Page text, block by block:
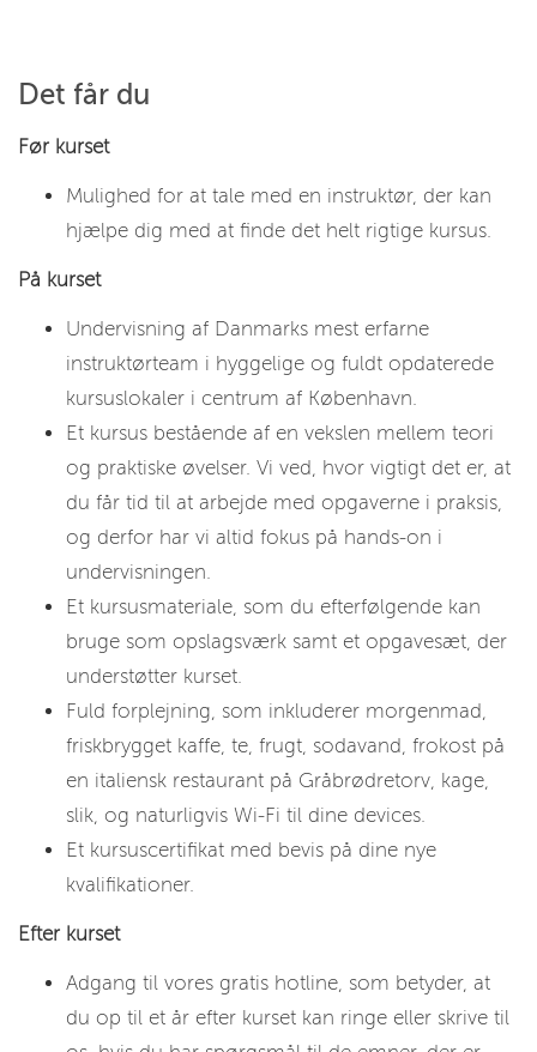
Det får du
Før kurset
Mulighed for at tale med en instruktør, der kan
hjælpe dig med at finde det helt rigtige kursus.
På kurset
Undervisning af Danmarks mest erfarne
instruktørteam i hyggelige og fuldt opdaterede
kursuslokaler i centrum af København.
Et kursus bestående af en vekslen mellem teori
og praktiske øvelser. Vi ved, hvor vigtigt det er, at
du får tid til at arbejde med opgaverne i praksis,
og derfor har vi altid fokus på hands-on i
undervisningen.
Et kursusmateriale, som du efterfølgende kan
bruge som opslagsværk samt et opgavesæt, der
understøtter kurset.
Fuld forplejning, som inkluderer morgenmad,
friskbrygget kaffe, te, frugt, sodavand, frokost på
en italiensk restaurant på Gråbrødretorv, kage,
slik, og naturligvis Wi-Fi til dine devices.
Et kursuscertifikat med bevis på dine nye
kvalifikationer.
Efter kurset
Adgang til vores gratis hotline, som betyder, at
du op til et år efter kurset kan ringe eller skrive til